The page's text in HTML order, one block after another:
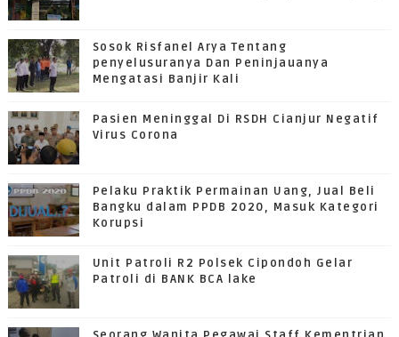
Sosok Risfanel Arya Tentang
penyelusuranya Dan Peninjauanya
Mengatasi Banjir Kali
Pasien Meninggal Di RSDH Cianjur Negatif
Virus Corona
Pelaku Praktik Permainan Uang, Jual Beli
Bangku dalam PPDB 2020, Masuk Kategori
Korupsi
Unit Patroli R2 Polsek Cipondoh Gelar
Patroli di BANK BCA lake